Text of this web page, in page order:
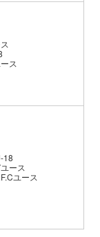
ス
18
ース
ユース